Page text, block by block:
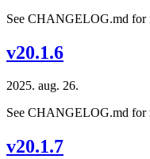
See CHANGELOG.md for
v20.1.6
2025. aug. 26.
See CHANGELOG.md for
v20.1.7